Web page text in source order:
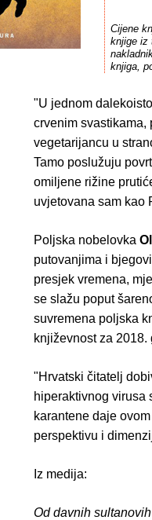
Cijene
knjige iz
knjiga,
"U jednom
crvenim svastikama,
vegetarijancu u
Tamo poslužuju
omiljene rižine
uvjetovana sam kao
Poljska nobelovka
putovanjima i
presjek vremena,
se slažu poput
suvremena poljska
književnost za
"Hrvatski čitatelj
hiperaktivnog virusa
karantene daje
perspektivu i
Iz medija:
Od davnih